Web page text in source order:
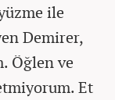
ile
Demirer,
Öğlen ve
Et